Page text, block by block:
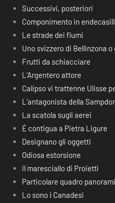
Successivi, posteriori
Componimento in
Le strade dei fiumi
Uno svizzero di Bellinzona
Frutti da schiacciare
L’Argentero attore
Calipso vi trattenne Ulisse
L’antagonista della
La scatola sugli aerei
É contigua a Pietra Ligure
Designano gli oggetti
Odiosa estorsione
Il maresciallo di Proietti
Particolare quadro
Lo sono i Canadesi